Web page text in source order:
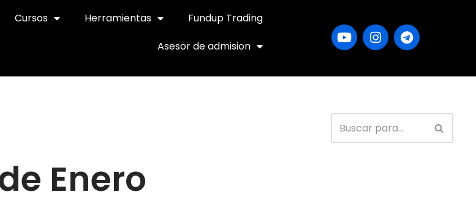
Cursos Herramientas
Fundup Trading
Asesor de admision
Enero